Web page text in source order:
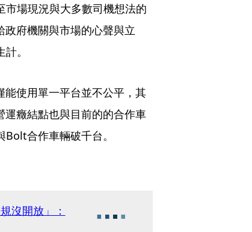
場現況與大多數司機想法的
府機關與市場的心聲與立
。
使用單一平台並不公平，其
癥結點也與目前的的合作車
合作車輛破千台。
沒開放」：